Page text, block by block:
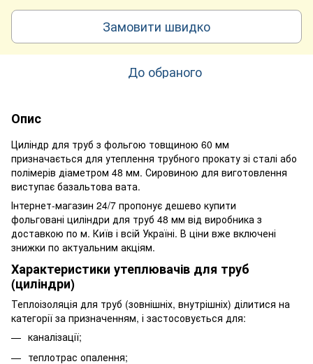
Замовити швидко
До обраного
Опис
Циліндр для труб з фольгою товщиною 60 мм
призначається для утеплення трубного прокату зі сталі або
полімерів діаметром 48 мм. Сировиною для виготовлення
виступає базальтова вата.
Інтернет-магазин 24/7 пропонує дешево купити
фольговані циліндри для труб 48 мм від виробника з
доставкою по м. Київ і всій Україні. В ціни вже включені
знижки по актуальним акціям.
Характеристики утеплювачів для труб
(циліндри)
Теплоізоляція для труб (зовнішніх, внутрішніх) ділитися на
категорії за призначенням, і застосовується для:
каналізації;
теплотрас опалення;